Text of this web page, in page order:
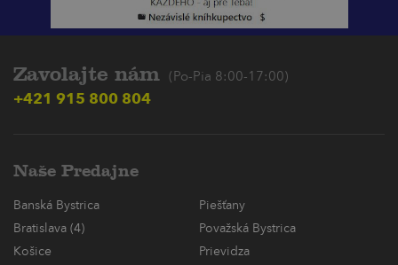
Zavolajte nám (Po-Pia 8:00-17:00)
+421 915 800 804
Naše Predajne
Banská Bystrica
Piešťany
Bratislava (4)
Považská Bystrica
Košice
Prievidza